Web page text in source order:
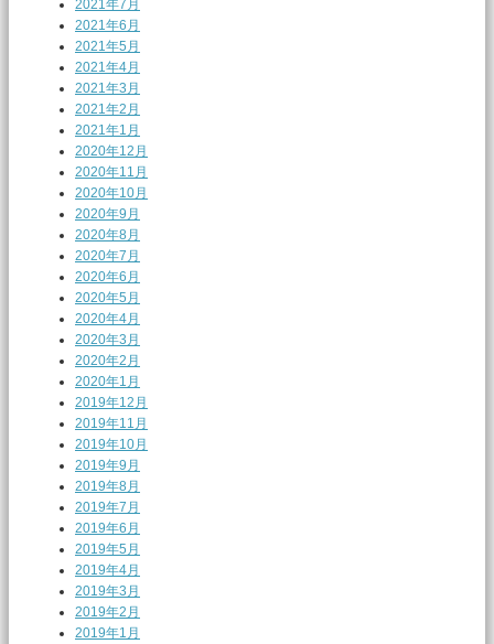
2021年7月
2021年6月
2021年5月
2021年4月
2021年3月
2021年2月
2021年1月
2020年12月
2020年11月
2020年10月
2020年9月
2020年8月
2020年7月
2020年6月
2020年5月
2020年4月
2020年3月
2020年2月
2020年1月
2019年12月
2019年11月
2019年10月
2019年9月
2019年8月
2019年7月
2019年6月
2019年5月
2019年4月
2019年3月
2019年2月
2019年1月